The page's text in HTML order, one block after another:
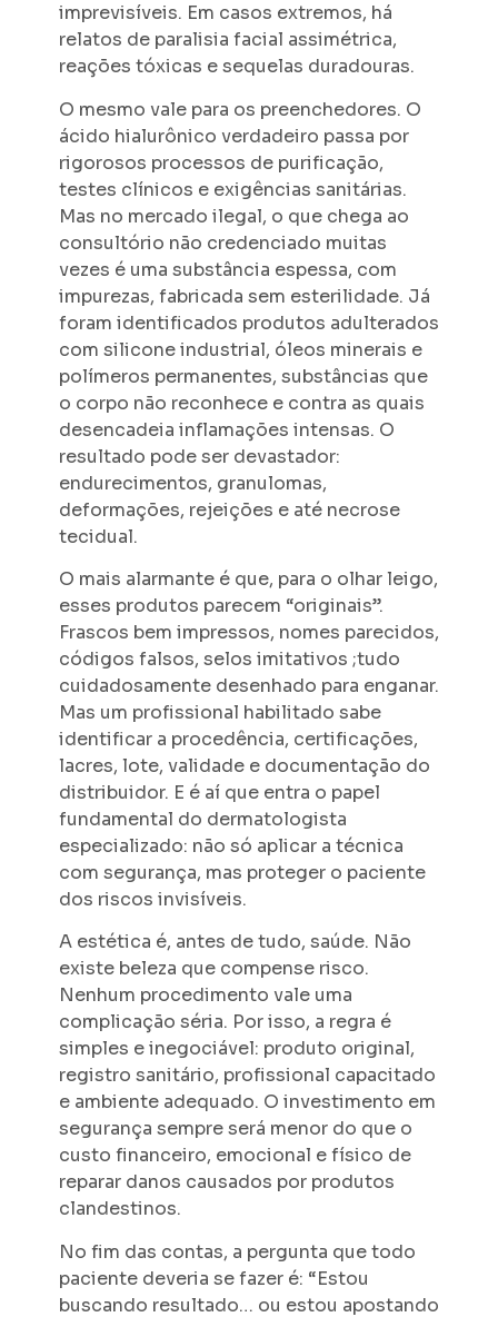
imprevisíveis. Em casos extremos, há
relatos de paralisia facial assimétrica,
reações tóxicas e sequelas duradouras.
O mesmo vale para os preenchedores. O
ácido hialurônico verdadeiro passa por
rigorosos processos de purificação,
testes clínicos e exigências sanitárias.
Mas no mercado ilegal, o que chega ao
consultório não credenciado muitas
vezes é uma substância espessa, com
impurezas, fabricada sem esterilidade. Já
foram identificados produtos adulterados
com silicone industrial, óleos minerais e
polímeros permanentes, substâncias que
o corpo não reconhece e contra as quais
desencadeia inflamações intensas. O
resultado pode ser devastador:
endurecimentos, granulomas,
deformações, rejeições e até necrose
tecidual.
O mais alarmante é que, para o olhar leigo,
esses produtos parecem “originais”.
Frascos bem impressos, nomes parecidos,
códigos falsos, selos imitativos ;tudo
cuidadosamente desenhado para enganar.
Mas um profissional habilitado sabe
identificar a procedência, certificações,
lacres, lote, validade e documentação do
distribuidor. E é aí que entra o papel
fundamental do dermatologista
especializado: não só aplicar a técnica
com segurança, mas proteger o paciente
dos riscos invisíveis.
A estética é, antes de tudo, saúde. Não
existe beleza que compense risco.
Nenhum procedimento vale uma
complicação séria. Por isso, a regra é
simples e inegociável: produto original,
registro sanitário, profissional capacitado
e ambiente adequado. O investimento em
segurança sempre será menor do que o
custo financeiro, emocional e físico de
reparar danos causados por produtos
clandestinos.
No fim das contas, a pergunta que todo
paciente deveria se fazer é: “Estou
buscando resultado… ou estou apostando